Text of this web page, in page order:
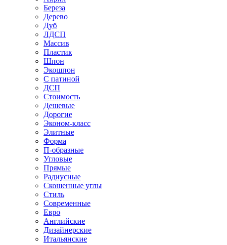
Береза
Дерево
Дуб
ЛДСП
Массив
Пластик
Шпон
Экошпон
С патиной
ДСП
Стоимость
Дешевые
Дорогие
Эконом-класс
Элитные
Форма
П-образные
Угловые
Прямые
Радиусные
Скошенные углы
Стиль
Современные
Евро
Английские
Дизайнерские
Итальянские